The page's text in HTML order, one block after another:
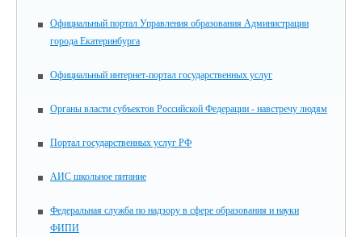
Официальный портал Управления образования Администрации
города Екатеринбурга
Официальный интернет-портал государственных услуг
Органы власти субъектов Российской Федерации - навстречу людям
Портал государственных услуг РФ
АИС школьное питание
Федеральная служба по надзору в сфере образования и науки
ФИПИ